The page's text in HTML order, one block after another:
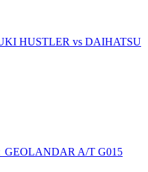
HUSTLER vs DAIHATSU
GEOLANDAR A/T G015